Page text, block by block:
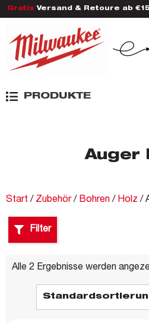
Gratis Versand & Retoure ab
PRODUKTE
Auger
Start / Zubehör/ Bohren / Holz /
Filter
Alle 2 Ergebnisse werden